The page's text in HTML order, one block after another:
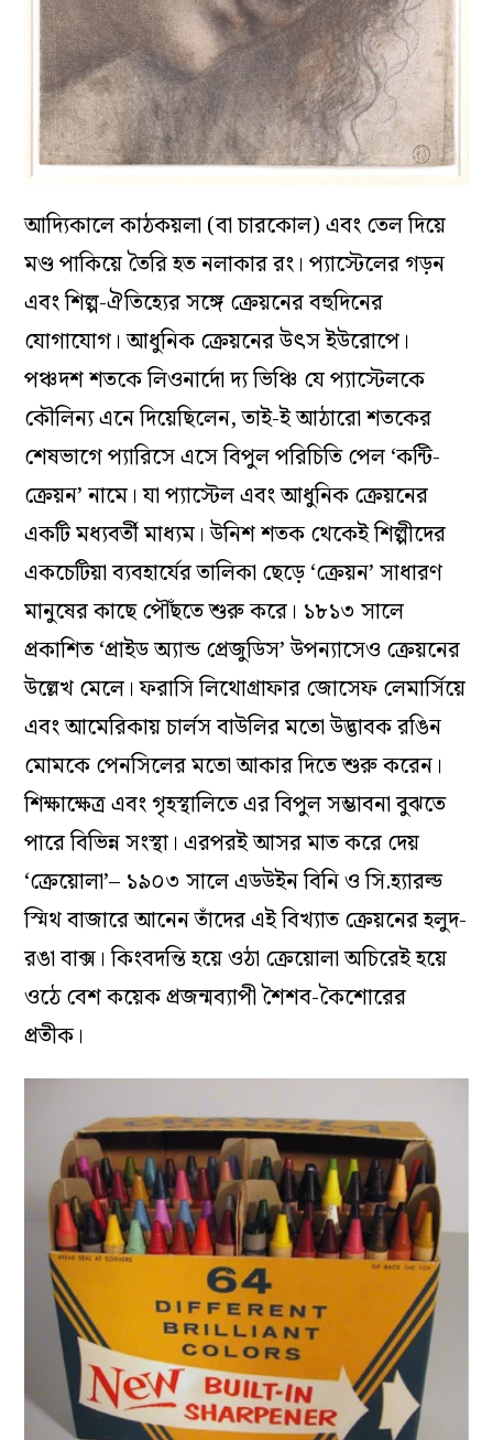
আদ্যিকালে কাঠকয়লা (বা চারকোল) এবং তেল দিয়ে
মণ্ড পাকিয়ে তৈরি হত নলাকার রং। প্যাস্টেলের গড়ন
এবং শিল্প-ঐতিহ্যের সঙ্গে ক্রেয়নের বহুদিনের
যোগাযোগ। আধুনিক ক্রেয়নের উৎস ইউরোপে।
পঞ্চদশ শতকে লিওনার্দো দ্য ভিঞ্চি যে প্যাস্টেলকে
কৌলিন্য এনে দিয়েছিলেন, তাই-ই আঠারো শতকের
শেষভাগে প্যারিসে এসে বিপুল পরিচিতি পেল ‘কন্টি-
ক্রেয়ন’ নামে। যা প্যাস্টেল এবং আধুনিক ক্রেয়নের
একটি মধ্যবর্তী মাধ্যম। উনিশ শতক থেকেই শিল্পীদের
একচেটিয়া ব্যবহার্যের তালিকা ছেড়ে ‘ক্রেয়ন’ সাধারণ
মানুষের কাছে পৌঁছতে শুরু করে। ১৮১৩ সালে
প্রকাশিত ‘প্রাইড অ্যান্ড প্রেজুডিস’ উপন্যাসেও ক্রেয়নের
উল্লেখ মেলে। ফরাসি লিথোগ্রাফার জোসেফ লেমার্সিয়ে
এবং আমেরিকায় চার্লস বাউলির মতো উদ্ভাবক রঙিন
মোমকে পেনসিলের মতো আকার দিতে শুরু করেন।
শিক্ষাক্ষেত্র এবং গৃহস্থালিতে এর বিপুল সম্ভাবনা বুঝতে
পারে বিভিন্ন সংস্থা। এরপরই আসর মাত করে দেয়
‘ক্রেয়োলা’– ১৯০৩ সালে এডউইন বিনি ও সি.হ্যারল্ড
স্মিথ বাজারে আনেন তাঁদের এই বিখ্যাত ক্রেয়নের হলুদ-
রঙা বাক্স। কিংবদন্তি হয়ে ওঠা ক্রেয়োলা অচিরেই হয়ে
ওঠে বেশ কয়েক প্রজন্মব্যাপী শৈশব-কৈশোরের
প্রতীক।